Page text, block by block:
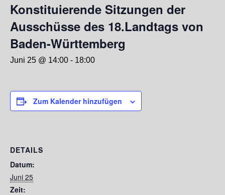
Konstituierende Sitzungen der
Ausschüsse des 18.Landtags von
Baden-Württemberg
Juni 25 @ 14:00 - 18:00
Zum Kalender hinzufügen
DETAILS
Datum:
Juni 25
Zeit: